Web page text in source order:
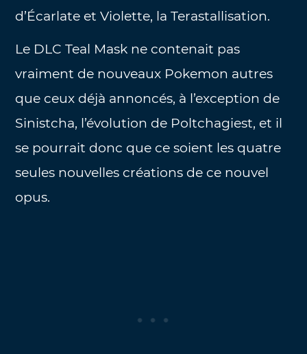
d’Écarlate et Violette, la Terastallisation.
Le DLC Teal Mask ne contenait pas
vraiment de nouveaux Pokemon autres
que ceux déjà annoncés, à l’exception de
Sinistcha, l’évolution de Poltchagiest, et il
se pourrait donc que ce soient les quatre
seules nouvelles créations de ce nouvel
opus.